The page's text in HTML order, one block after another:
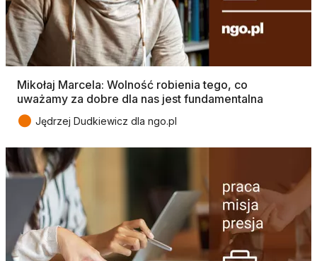
Mikołaj Marcela: Wolność robienia tego, co
uważamy za dobre dla nas jest fundamentalna
● Jędrzej Dudkiewicz dla ngo.pl